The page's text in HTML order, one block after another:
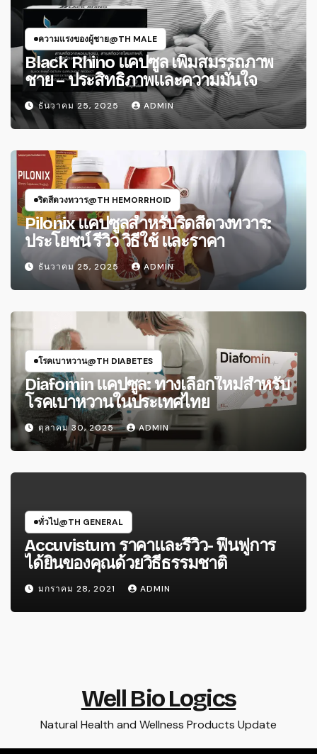
ความแรงของผู้ชาย@TH MALE
Black Rhino แคปซูล เพิ่มสมรรถภาพ
ชาย – ประสิทธิภาพและความมั่นใจ
ธันวาคม 25, 2025 ADMIN
ริดสีดวงทวาร@TH HEMORRHOID
Pilonix แคปซูลสำหรับริดสีดวงทวาร:
ประโยชน์ รีวิว วิธีใช้ และราคา
ธันวาคม 25, 2025 ADMIN
โรคเบาหวาน@TH DIABETES
Diafomin แคปซูล: ทางเลือกใหม่สําหรับ
โรคเบาหวานในประเทศไทย
ตุลาคม 30, 2025 ADMIN
ทั่วไป@TH GENERAL
Accuvistum ราคาและรีวิว- ฟื้นฟูการ
ได้ยินของคุณด้วยวิธีธรรมชาติ
มกราคม 28, 2021 ADMIN
Well Bio Logics
Natural Health and Wellness Products Update